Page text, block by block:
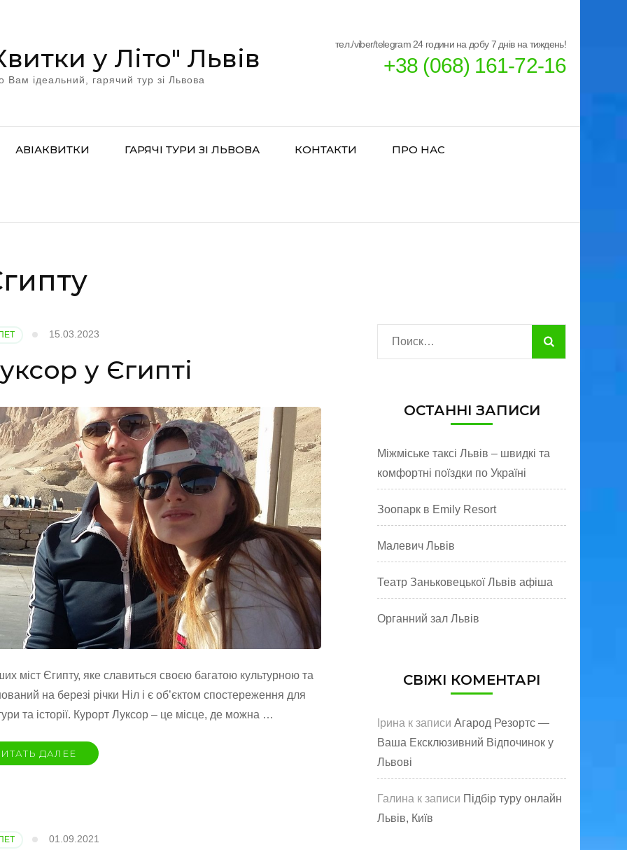
у Літо" Львів
Вам ідеальний, гарячий тур зі Львова
тел./viber/telegram 24 години на добу 7 днів на тиждень!
+38 (068) 161-72-16
АВІАКВИТКИ ГАРЯЧІ ТУРИ ЗІ ЛЬВОВА КОНТАКТИ ПРО НАС
15.03.2023
у Єгипті
міст Єгипту, яке славиться своєю багатою культурною та
на березі річки Ніл і є об’єктом спостереження для
та історії. Курорт Луксор – це місце, де можна …
ДАЛЕЕ
01.09.2021
Найти:
ОСТАННІ ЗАПИСИ
Міжміське таксі Львів – швидкі та
комфортні поїздки по Україні
Зоопарк в Emily Resort
Малевич Львів
Театр Заньковецької Львів афіша
Органний зал Львів
СВІЖІ КОМЕНТАРІ
Ірина к записи Агарод Резортс —
Ваша Ексклюзивний Відпочинок у
Львові
Галина к записи Підбір туру онлайн
Львів, Київ